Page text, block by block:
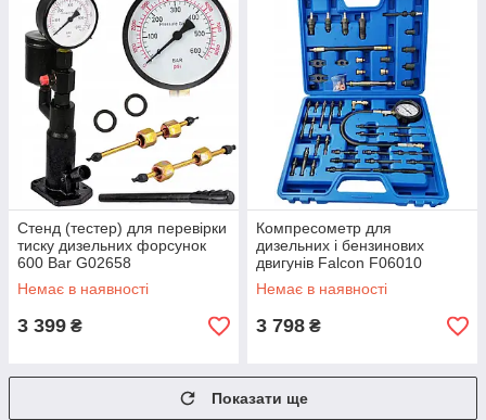
Стенд (тестер) для перевірки
тиску дизельних форсунок
600 Bar G02658
Немає в наявності
3 399 ₴
Компресометр для
дизельних і бензинових
двигунів Falcon F06010
Немає в наявності
3 798 ₴
Показати ще